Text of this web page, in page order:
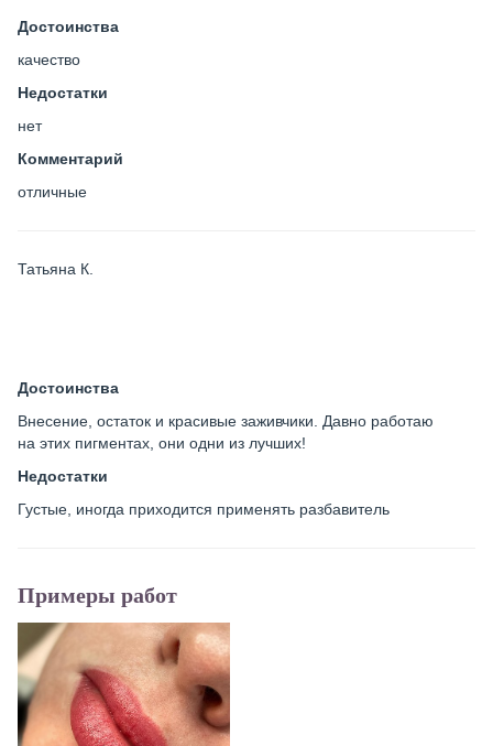
Достоинства
качество
Недостатки
нет
Комментарий
отличные
Татьяна К.
Достоинства
Внесение, остаток и красивые заживчики. Давно работаю
на этих пигментах, они одни из лучших!
Недостатки
Густые, иногда приходится применять разбавитель
Примеры работ